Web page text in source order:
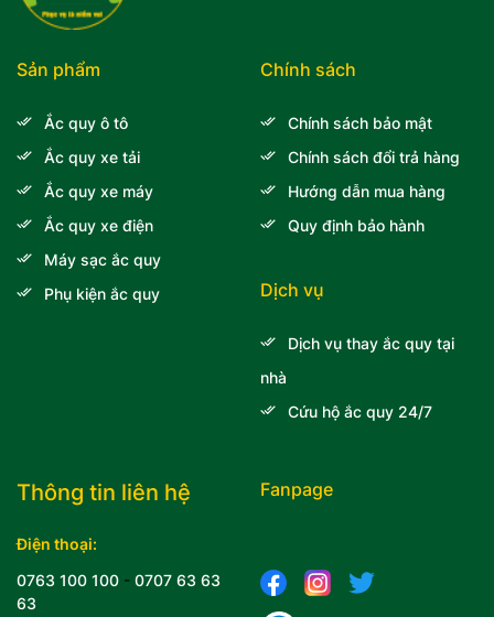
Thông tin liên hệ
Điện thoại:
0763 100 100 - 0707 63 63
63
Sản phẩm
Ắc quy ô tô
Ắc quy xe tải
Ắc quy xe máy
Ắc quy xe điện
Máy sạc ắc quy
Phụ kiện ắc quy
Chính sách
Chính sách bảo mật
Chính sách đổi trả hàng
Hướng dẫn mua hàng
Quy định bảo hành
Dịch vụ
Dịch vụ thay ắc quy tại
nhà
Cứu hộ ắc quy 24/7
Fanpage